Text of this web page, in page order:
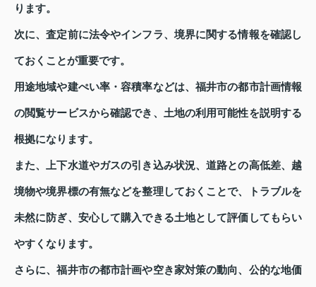
ります。
次に、査定前に法令やインフラ、境界に関する情報を確認し
ておくことが重要です。
用途地域や建ぺい率・容積率などは、福井市の都市計画情報
の閲覧サービスから確認でき、土地の利用可能性を説明する
根拠になります。
また、上下水道やガスの引き込み状況、道路との高低差、越
境物や境界標の有無などを整理しておくことで、トラブルを
未然に防ぎ、安心して購入できる土地として評価してもらい
やすくなります。
さらに、福井市の都市計画や空き家対策の動向、公的な地価